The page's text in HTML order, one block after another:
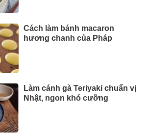
Cách làm bánh macaron
hương chanh của Pháp
Làm cánh gà Teriyaki chuẩn vị
Nhật, ngon khó cưỡng